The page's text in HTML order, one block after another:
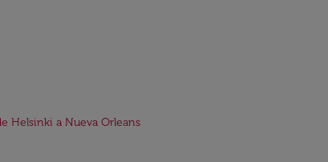
Helsinki a Nueva Orleans